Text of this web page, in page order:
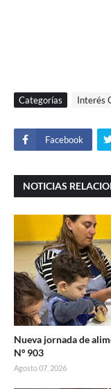
Categorías Interés
Facebook
NOTICIAS
Nueva jornada de
Nº 903
Agosto 07, 2026